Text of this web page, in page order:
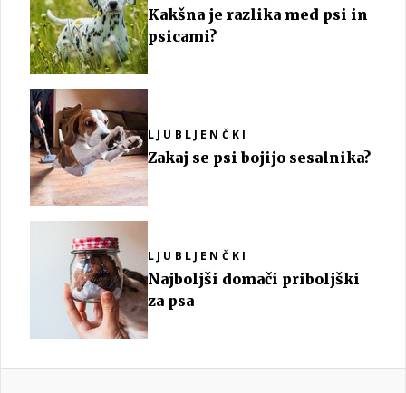
Kakšna je razlika med psi in
psicami?
LJUBLJENČKI
Zakaj se psi bojijo sesalnika?
LJUBLJENČKI
Najboljši domači priboljški
za psa